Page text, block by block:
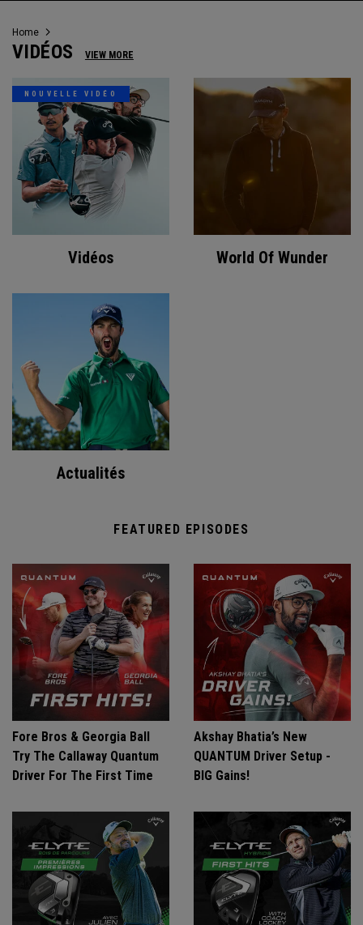
Home
VIDÉOS VIEW MORE
NOUVELLE VIDÉO
Vidéos World Of Wunder
Actualités
FEATURED EPISODES
Fore Bros & Georgia Ball
Try The Callaway Quantum
Driver For The First Time
Akshay Bhatia’s New
QUANTUM Driver Setup -
BIG Gains!